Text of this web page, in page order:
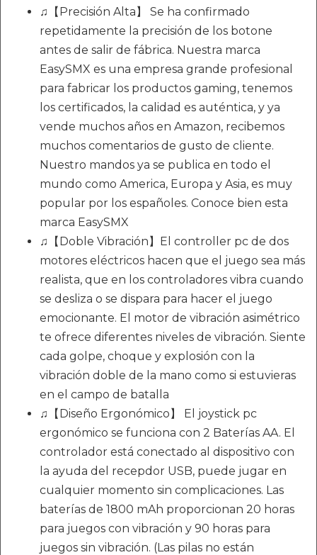
♫【Precisión Alta】 Se ha confirmado
repetidamente la precisión de los botone
antes de salir de fábrica. Nuestra marca
EasySMX es una empresa grande profesional
para fabricar los productos gaming, tenemos
los certificados, la calidad es auténtica, y ya
vende muchos años en Amazon, recibemos
muchos comentarios de gusto de cliente.
Nuestro mandos ya se publica en todo el
mundo como America, Europa y Asia, es muy
popular por los españoles. Conoce bien esta
marca EasySMX
♫【Doble Vibración】El controller pc de dos
motores eléctricos hacen que el juego sea más
realista, que en los controladores vibra cuando
se desliza o se dispara para hacer el juego
emocionante. El motor de vibración asimétrico
te ofrece diferentes niveles de vibración. Siente
cada golpe, choque y explosión con la
vibración doble de la mano como si estuvieras
en el campo de batalla
♫【Diseño Ergonómico】 El joystick pc
ergonómico se funciona con 2 Baterías AA. El
controlador está conectado al dispositivo con
la ayuda del recepdor USB, puede jugar en
cualquier momento sin complicaciones. Las
baterías de 1800 mAh proporcionan 20 horas
para juegos con vibración y 90 horas para
juegos sin vibración. (Las pilas no están